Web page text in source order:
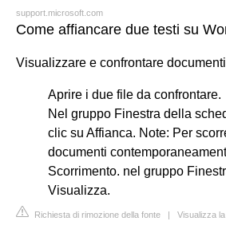
support.microsoft.com
Come affiancare due testi su
Visualizzare e confrontare
Aprire i due file da confrontare.
Nel gruppo Finestra della
clic su Affianca. Note: Per
documenti
Scorrimento. nel gruppo
Visualizza.
Richiesta di rimozione della fonte | Visualizza